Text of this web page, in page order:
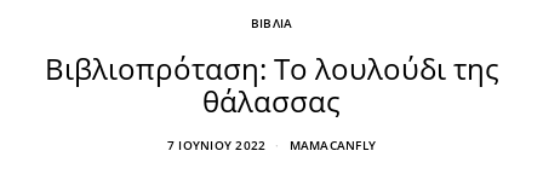
ΒΙΒΛΙΑ
Βιβλιοπρόταση: Το λουλούδι της
θάλασσας
7 ΙΟΥΝΊΟΥ 2022 MAMACANFLY